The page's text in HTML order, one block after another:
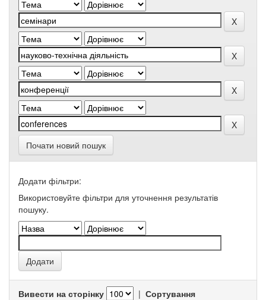
Почати новий пошук
Додати фільтри:
Використовуйте фільтри для уточнення результатів
пошуку.
Вивести на сторінку | Сортування